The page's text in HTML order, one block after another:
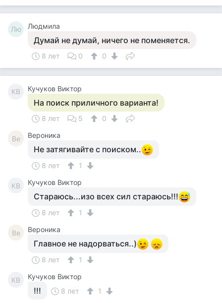
Лю Людмила
Думай не думай, ничего не поменяется.
8 лет 0 0
КВ Кучуков Виктор
На поиск приличного варианта!
8 лет 5 0
Ве Вероника
Не затягивайте с поиском..
8 лет 1
КВ Кучуков Виктор
Стараюсь...изо всех сил стараюсь!!!
8 лет 1
Ве Вероника
Главное не надорваться..)
8 лет 1
КВ Кучуков Виктор
!!! 8 лет 1